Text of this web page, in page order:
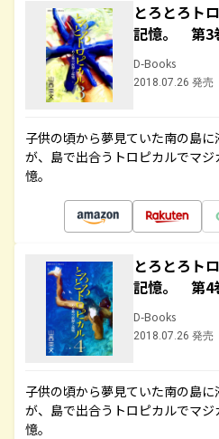
とろとろト
記憶。 第3
D-Books
2018.07.26 発売
子供の頃から夢見ていた南の島
が、島で出合うトロピカルでマ
憶。
とろとろト
記憶。 第4
D-Books
2018.07.26 発売
子供の頃から夢見ていた南の島
が、島で出合うトロピカルでマ
憶。